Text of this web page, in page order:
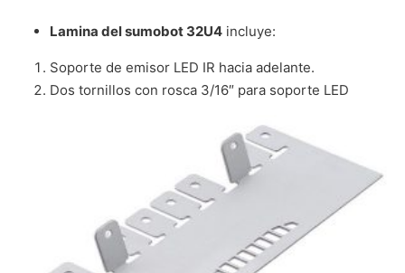
Lamina del sumobot 32U4 incluye:
Soporte de emisor LED IR hacia adelante.
Dos tornillos con rosca 3/16″ para soporte LED